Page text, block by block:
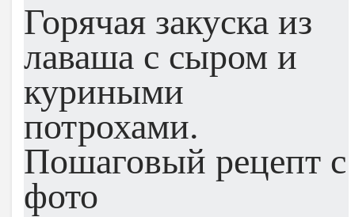
Горячая закуска из
лаваша с сыром и
куриными
потрохами.
Пошаговый рецепт с
фото